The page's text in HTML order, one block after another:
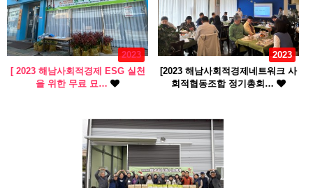
2023
[ 2023 해남사회적경제 ESG 실천
을 위한 무료 묘…
2023
[2023 해남사회적경제네트워크 사
회적협동조합 정기총회…